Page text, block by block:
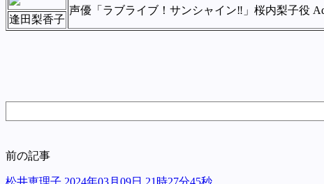
声優「ラブライブ！サンシャイン‼︎」桜内梨子役
逢田梨香子
前の記事
松井恵理子 2024年03月09日 21時27分45秒